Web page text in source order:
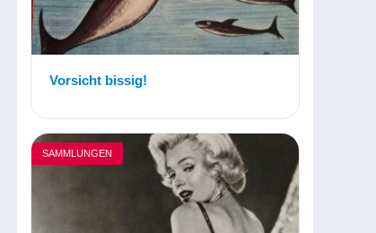
Vorsicht bissig!
SAMMLUNGEN